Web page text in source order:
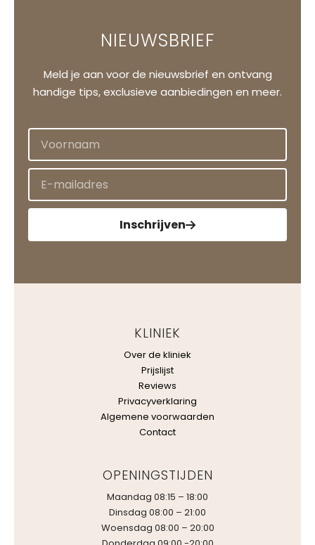
NIEUWSBRIEF
Meld je aan voor de nieuwsbrief en ontvang
handige tips, exclusieve aanbiedingen en meer.
Inschrijven
KLINIEK
Over de kliniek
Prijslijst
Reviews
Privacyverklaring
Algemene voorwaarden
Contact
OPENINGSTIJDEN
Maandag 08:15 – 18:00
Dinsdag 08:00 – 21:00
Woensdag 08:00 – 20:00